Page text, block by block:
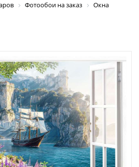
Фотообои на заказ
Окна